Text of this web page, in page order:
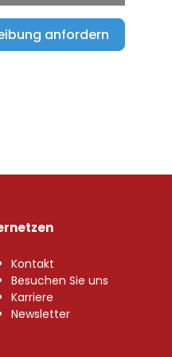
anfordern
Kontakt
Besuchen Sie uns
Karriere
Newsletter